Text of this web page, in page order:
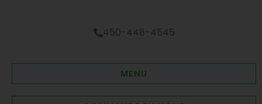
450-448-4545
MENU